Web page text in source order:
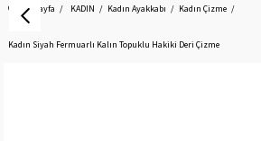
Anasayfa KADIN Kadın Ayakkabı Kadın Çizme
Kadın Siyah Fermuarlı Kalın Topuklu Hakiki Deri Çizme